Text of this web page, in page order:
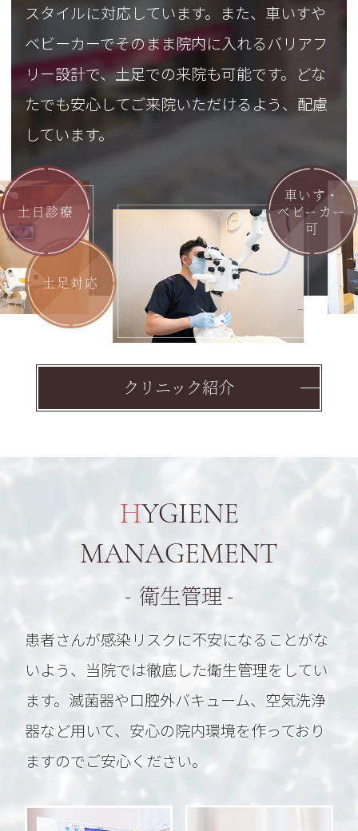
土日診療
土足対応
車いす・
ベビーカー
可
スタイルに対応しています。また、車いすや
ベビーカーでそのまま院内に入れるバリアフ
リー設計で、土足での来院も可能です。どな
たでも安心してご来院いただけるよう、配慮
しています。
クリニック紹介
HYGIENE
MANAGEMENT
衛生管理
患者さんが感染リスクに不安になることがな
いよう、当院では徹底した衛生管理をしてい
ます。滅菌器や口腔外バキューム、空気洗浄
器など用いて、安心の院内環境を作っており
ますのでご安心ください。